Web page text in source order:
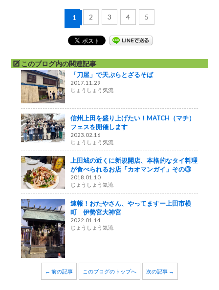
1 2 3 4 5
このブログ内の関連記事
「刀屋」で天ぷらとざるそば
2017.11.29
じょうしょう気流
信州上田を盛り上げたい！MATCH（マチ）
フェスを開催します
2023.02.16
じょうしょう気流
上田城の近くに新規開店、本格的なタイ料理
が食べられるお店「カオマンガイ」その③
2018.01.10
じょうしょう気流
速報！おたやさん、やってますー上田市横
町 伊勢宮大神宮
2022.01.14
じょうしょう気流
← 前の記事 このブログのトップへ 次の記事 →